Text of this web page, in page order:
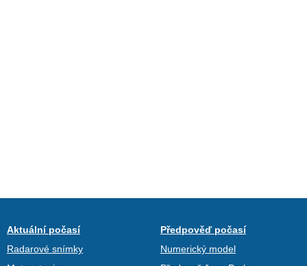
Aktuální počasí
Radarové snímky
Předpověď počasí
Numerický model